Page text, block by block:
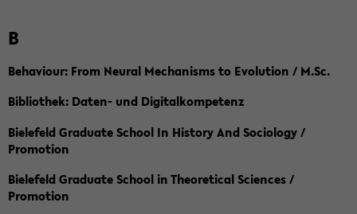
B
Behaviour: From Neural Mechanisms to Evolution / M.Sc.
Bibliothek: Daten- und Digitalkompetenz
Bielefeld Graduate School In History And Sociology /
Promotion
Bielefeld Graduate School in Theoretical Sciences /
Promotion